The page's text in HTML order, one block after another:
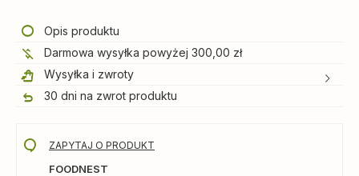
Opis produktu
Darmowa wysyłka powyżej 300,00 zł
Wysyłka i zwroty
30 dni na zwrot produktu
ZAPYTAJ O PRODUKT
FOODNEST